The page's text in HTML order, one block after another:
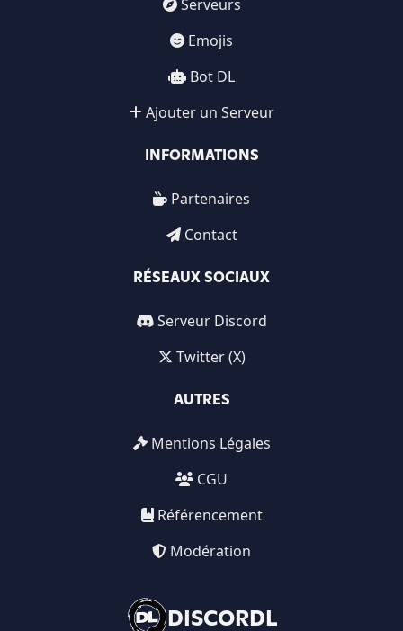
DISCORDL
Serveurs
Emojis
Bot DL
Ajouter un Serveur
INFORMATIONS
Partenaires
Contact
RÉSEAUX SOCIAUX
Serveur Discord
Twitter (X)
AUTRES
Mentions Légales
CGU
Référencement
Modération